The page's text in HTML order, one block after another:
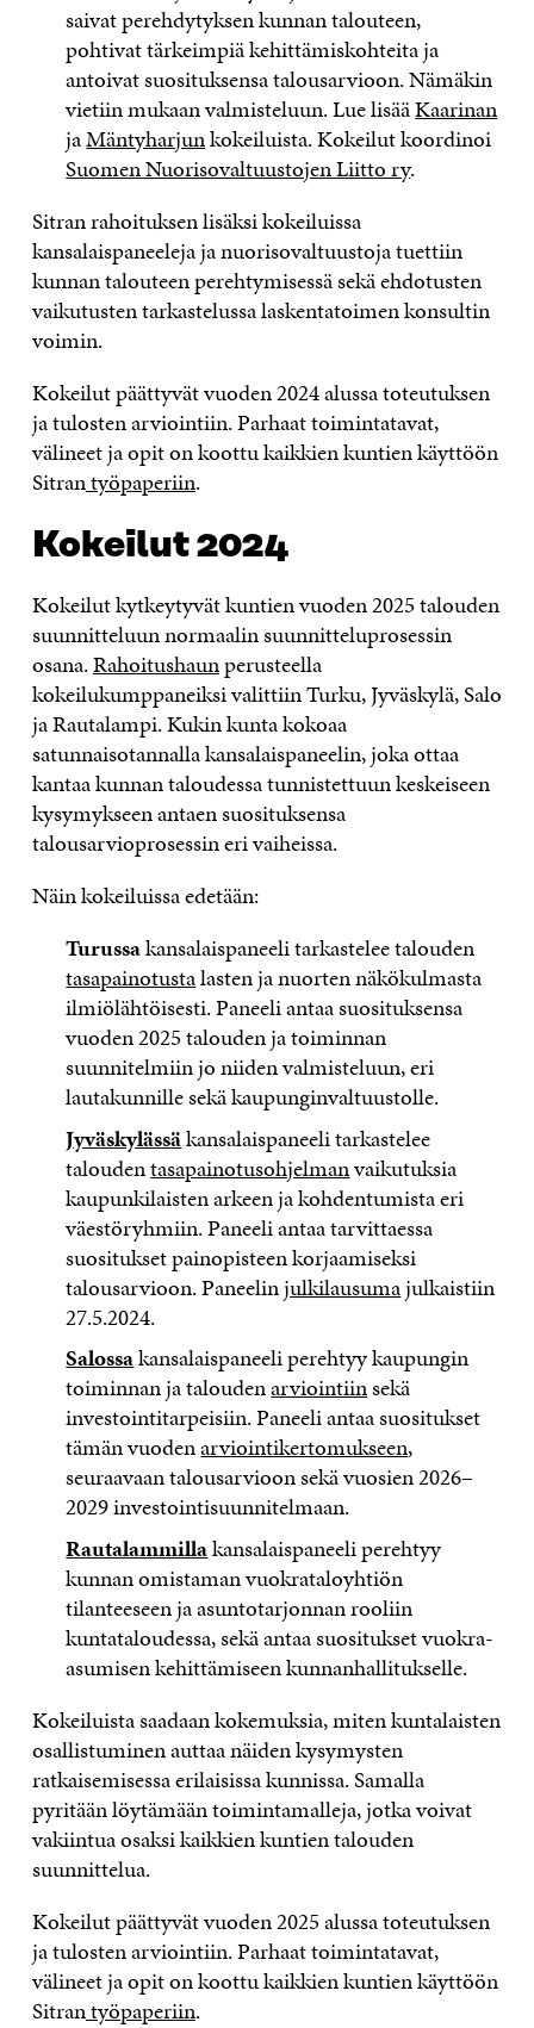
saivat perehdytyksen kunnan talouteen,
pohtivat tärkeimpiä kehittämiskohteita ja
antoivat suosituksensa talousarvioon. Nämäkin
vietiin mukaan valmisteluun. Lue lisääKaarinan
jaMäntyharjunkokeiluista. Kokeilut koordinoi
Suomen Nuorisovaltuustojen Liitto ry.
Sitran rahoituksen lisäksi kokeiluissa
kansalaispaneeleja ja nuorisovaltuustoja tuettiin
kunnan talouteen perehtymisessä sekä ehdotusten
vaikutusten tarkastelussa laskentatoimen konsultin
voimin.
Kokeilut päättyvät vuoden 2024 alussa toteutuksen
ja tulosten arviointiin. Parhaat toimintatavat,
välineet ja opit on koottu kaikkien kuntien käyttöön
Sitrantyöpaperiin.
Kokeilut 2024
Kokeilut kytkeytyvät kuntien vuoden 2025 talouden
suunnitteluun normaalin suunnitteluprosessin
osana.Rahoitushaunperusteella
kokeilukumppaneiksi valittiin Turku, Jyväskylä, Salo
ja Rautalampi. Kukin kunta kokoaa
satunnaisotannalla kansalaispaneelin, joka ottaa
kantaa kunnan taloudessa tunnistettuun keskeiseen
kysymykseen antaen suosituksensa
talousarvioprosessin eri vaiheissa.
Näin kokeiluissa edetään:
Turussakansalaispaneeli tarkastelee talouden
tasapainotustalasten ja nuorten näkökulmasta
ilmiölähtöisesti. Paneeli antaa suosituksensa
vuoden 2025 talouden ja toiminnan
suunnitelmiin jo niiden valmisteluun, eri
lautakunnille sekä kaupunginvaltuustolle.
Jyväskylässäkansalaispaneeli tarkastelee
taloudentasapainotusohjelmanvaikutuksia
kaupunkilaisten arkeen ja kohdentumista eri
väestöryhmiin. Paneeli antaa tarvittaessa
suositukset painopisteen korjaamiseksi
talousarvioon. Paneelinjulkilausumajulkaistiin
27.5.2024.
Salossakansalaispaneeli perehtyy kaupungin
toiminnan ja taloudenarviointiinsekä
investointitarpeisiin. Paneeli antaa suositukset
tämän vuodenarviointikertomukseen,
seuraavaan talousarvioon sekä vuosien 2026–
2029 investointisuunnitelmaan.
Rautalammillakansalaispaneeli perehtyy
kunnan omistaman vuokrataloyhtiön
tilanteeseen ja asuntotarjonnan rooliin
kuntataloudessa, sekä antaa suositukset vuokra-
asumisen kehittämiseen kunnanhallitukselle.
Kokeiluista saadaan kokemuksia, miten kuntalaisten
osallistuminen auttaa näiden kysymysten
ratkaisemisessa erilaisissa kunnissa. Samalla
pyritään löytämään toimintamalleja, jotka voivat
vakiintua osaksi kaikkien kuntien talouden
suunnittelua.
Kokeilut päättyvät vuoden 2025 alussa toteutuksen
ja tulosten arviointiin. Parhaat toimintatavat,
välineet ja opit on koottu kaikkien kuntien käyttöön
Sitrantyöpaperiin.